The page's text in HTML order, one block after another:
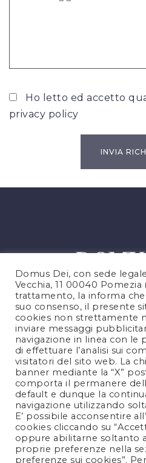
Ho letto ed accetto
privacy policy
PRIVACY
COOKIES
NOTE
Domus Dei, con sede
Vecchia, 11 00040
trattamento, la informa
suo consenso, il presente
cookies non strettamente
inviare messaggi
navigazione in linea con le
di effettuare l’analisi sui
visitatori del sito web. La
banner mediante la “X”
comporta il permanere
default e dunque la
navigazione utilizzando
E’ possibile acconsentire
cookies cliccando su
oppure abilitarne soltanto
proprie preferenze nella
preferenze sui cookies”.